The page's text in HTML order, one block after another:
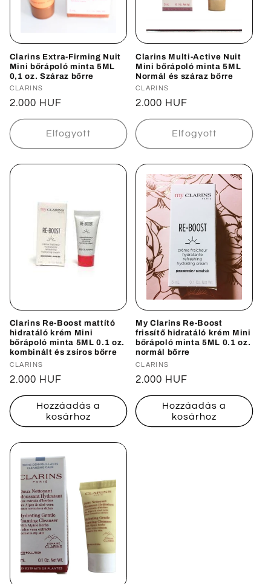
Clarins Extra-Firming Nuit
Mini bőrápoló minta 5ML
0,1 oz. Száraz bőrre
Forgalmazó:
CLARINS
Normál
ár
2.000 HUF
Elfogyott
Clarins Multi-Active Nuit
Mini bőrápoló minta 5ML
Normál és száraz bőrre
Forgalmazó:
CLARINS
Normál
ár
2.000 HUF
Elfogyott
Clarins Re-Boost mattító
hidratáló krém Mini
bőrápoló minta 5ML 0.1 oz.
kombinált és zsíros bőrre
Forgalmazó:
CLARINS
Normál
ár
2.000 HUF
Hozzáadás a
kosárhoz
My Clarins Re-Boost
frissítő hidratáló krém Mini
bőrápoló minta 5ML 0.1 oz.
normál bőrre
Forgalmazó:
CLARINS
Normál
ár
2.000 HUF
Hozzáadás a
kosárhoz